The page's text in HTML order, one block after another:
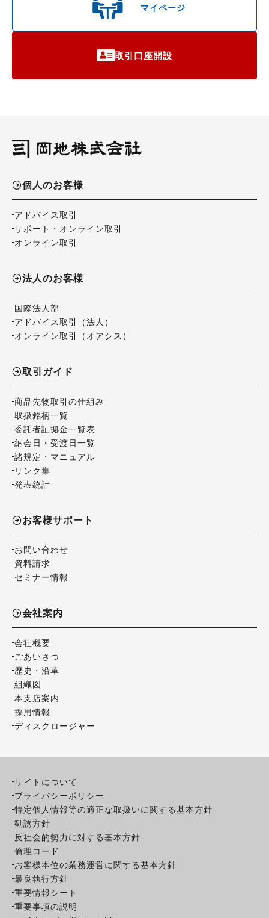
マイページ
取引口座開設
個人のお客様
アドバイス取引
サポート・オンライン取引
オンライン取引
法人のお客様
国際法人部
アドバイス取引（法人）
オンライン取引（オアシス）
取引ガイド
商品先物取引の仕組み
取扱銘柄一覧
委託者証拠金一覧表
納会日・受渡日一覧
諸規定・マニュアル
リンク集
発表統計
お客様サポート
お問い合わせ
資料請求
セミナー情報
会社案内
会社概要
ごあいさつ
歴史・沿革
組織図
本支店案内
採用情報
ディスクロージャー
サイトについて
プライバシーポリシー
特定個人情報等の適正な取扱いに関する基本方針
勧誘方針
反社会的勢力に対する基本方針
倫理コード
お客様本位の業務運営に関する基本方針
最良執行方針
重要情報シート
重要事項の説明